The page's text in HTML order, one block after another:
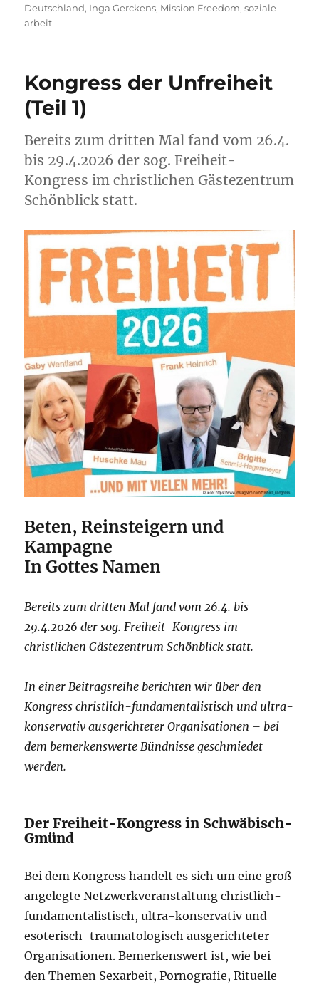
Deutschland, Inga Gerckens, Mission Freedom,soziale
arbeit
Kongress der Unfreiheit
(Teil 1)
Bereits zum dritten Mal fand vom 26.4.
bis 29.4.2026 der sog. Freiheit-
Kongress im christlichen Gästezentrum
Schönblick statt.
Beten, Reinsteigern und
Kampagne
In Gottes Namen
Bereits zum dritten Mal fand vom 26.4. bis
29.4.2026 der sog. Freiheit-Kongress im
christlichen Gästezentrum Schönblick statt.
In einer Beitragsreihe berichten wir über den
Kongress christlich-fundamentalistisch und ultra-
konservativ ausgerichteter Organisationen – bei
dem bemerkenswerte Bündnisse geschmiedet
werden.
Der Freiheit-Kongress in Schwäbisch-
Gmünd
Bei dem Kongress handelt es sich um eine groß
angelegte Netzwerkveranstaltung christlich-
fundamentalistisch, ultra-konservativ und
esoterisch-traumatologisch ausgerichteter
Organisationen. Bemerkenswert ist, wie bei
den Themen Sexarbeit, Pornografie, Rituelle